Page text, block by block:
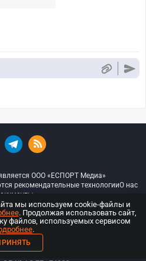
ООО «ЕСПОРТ Медиа»
рекомендательные технологииО нас
— Все права защищены
18+
о регистрации средств массовой
мы используем cookie-файлы и
. Продолжая использовать сайт,
файлов, используемых сервисом
.